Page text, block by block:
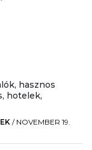
hasznos
hotelek,
/ NOVEMBER 19.